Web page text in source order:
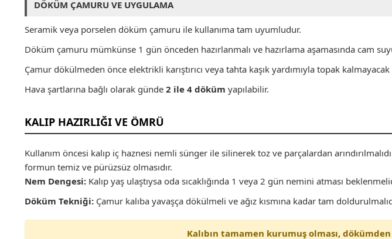
DÖKÜM ÇAMURU VE UYGULAMA
Seramik veya porselen döküm çamuru ile kullanıma tam uyumludur.
Döküm çamuru mümkünse 1 gün önceden hazırlanmalı ve hazırlama aşamasında cam
Çamur dökülmeden önce elektrikli karıştırıcı veya tahta kaşık yardımıyla topak kalmayacak
Hava şartlarına bağlı olarak günde 2 ile 4 döküm yapılabilir.
KALIP HAZIRLIĞI VE ÖMRÜ
Kullanım öncesi kalıp iç haznesi nemli sünger ile silinerek toz ve parçalardan
formun temiz ve pürüzsüz olmasıdır.
Nem Dengesi: Kalıp yaş ulaştıysa oda sıcaklığında 1 veya 2 gün nemini atması
Döküm Tekniği: Çamur kalıba yavaşça dökülmeli ve ağız kısmına kadar tam
Kalıbın tamamen kurumuş olması,